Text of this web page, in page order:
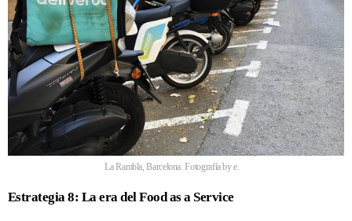
La Rambla, Barcelona. Fotografía by e.
Estrategia 8: La era del Food as a Service